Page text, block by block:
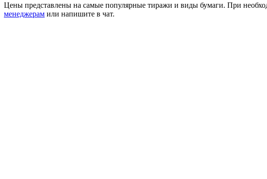
Цены представлены на самые популярные тиражи и виды бумаги. При
менеджерам или напишите в чат.